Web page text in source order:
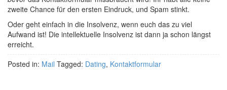
zweite Chance für den ersten Eindruck, und Spam stinkt.
Oder geht einfach in die Insolvenz, wenn euch das zu viel
Aufwand ist! Die intellektuelle Insolvenz ist dann ja schon längst
erreicht.
Posted in: Mail Tagged: Dating, Kontaktformular